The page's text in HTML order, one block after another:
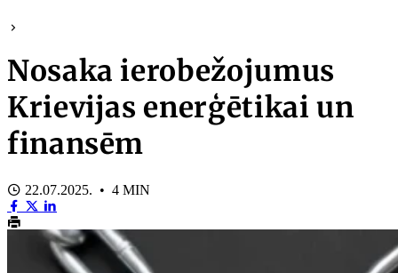
Nosaka ierobežojumus
Krievijas enerģētikai un
finansēm
22.07.2025. • 4 MIN